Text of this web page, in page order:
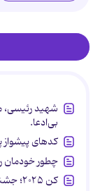
شهید رئیسی،
بی‌ادعا.
کدهای
چطور خودمان را از نظر
کن ۲۰۲۵؛ جشنواره‌ای علیه خانواده